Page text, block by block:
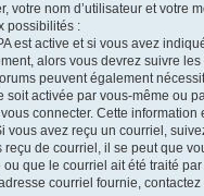
votre nom d’utilisateur et votre
possibilités :
est active et si vous avez
alors vous devrez suivre
peuvent également
soit activée par vous-même ou
connecter. Cette information
vous avez reçu un courriel,
reçu de courriel, il se peut que
que le courriel ait été traité
courriel fournie,